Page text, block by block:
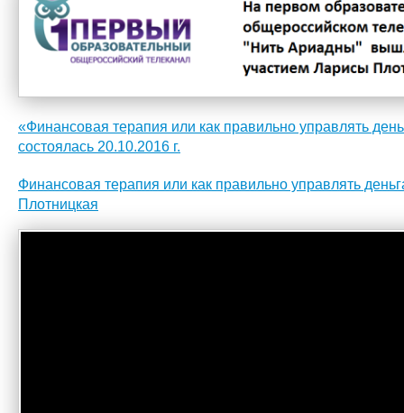
«Финансовая терапия или как правильно управлять
состоялась 20.10.2016 г.
Финансовая терапия или как правильно управлять
Плотницкая